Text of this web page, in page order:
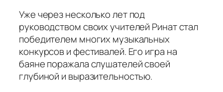
Уже через несколько лет под
руководством своих учителей Ринат стал
победителем многих музыкальных
конкурсов и фестивалей. Его игра на
баяне поражала слушателей своей
глубиной и выразительностью.